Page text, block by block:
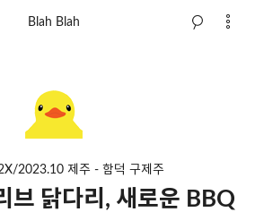
Blah Blah
2023.10 제주 - 함덕 구제주
브 닭다리, 새로운 BBQ